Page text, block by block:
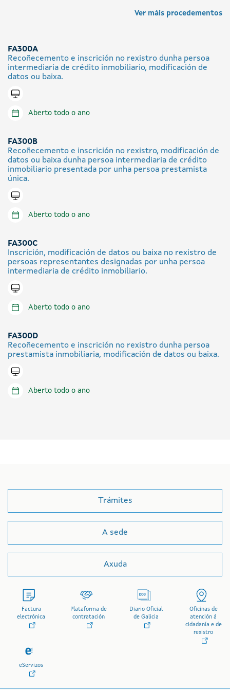
Ver máis procedementos
FA300A
Recoñecemento e inscrición no rexistro dunha persoa
intermediaria de crédito inmobiliario, modificación de
datos ou baixa.
Tramitar en liña
Aberto todo o ano
FA300B
Recoñecemento e inscrición no rexistro, modificación de
datos ou baixa dunha persoa intermediaria de crédito
inmobiliario presentada por unha persoa prestamista
única.
Tramitar en liña
Aberto todo o ano
FA300C
Inscrición, modificación de datos ou baixa no rexistro de
persoas representantes designadas por unha persoa
intermediaria de crédito inmobiliario.
Tramitar en liña
Aberto todo o ano
FA300D
Recoñecemento e inscrición no rexistro dunha persoa
prestamista inmobiliaria, modificación de datos ou baixa.
Tramitar en liña
Aberto todo o ano
Trámites
A sede
Axuda
Factura
electrónica
Plataforma de
contratación
Diario Oficial
de Galicia
Oficinas de
atención á
cidadanía e de
rexistro
eServizos